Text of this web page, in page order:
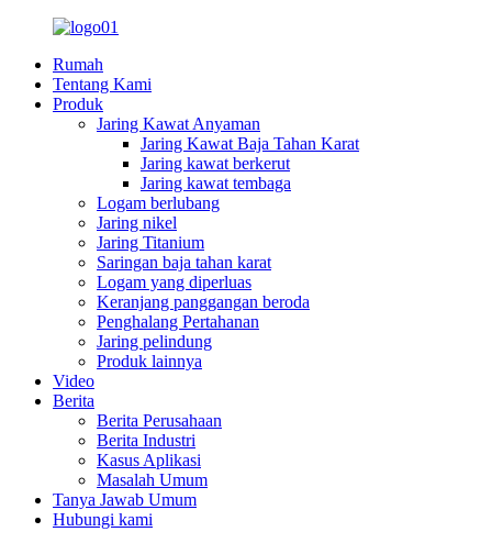
Rumah
Tentang Kami
Produk
Jaring Kawat Anyaman
Jaring Kawat Baja Tahan Karat
Jaring kawat berkerut
Jaring kawat tembaga
Logam berlubang
Jaring nikel
Jaring Titanium
Saringan baja tahan karat
Logam yang diperluas
Keranjang panggangan beroda
Penghalang Pertahanan
Jaring pelindung
Produk lainnya
Video
Berita
Berita Perusahaan
Berita Industri
Kasus Aplikasi
Masalah Umum
Tanya Jawab Umum
Hubungi kami